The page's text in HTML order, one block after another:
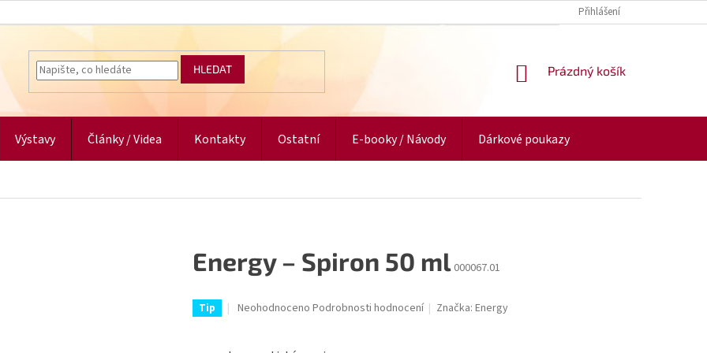
Přihlášení
HLEDAT
NÁKUPNÍ
Prázdný košík
Výstavy Články / Videa Kontakty Ostatní E-booky / Návody Dárkové poukazy
Energy – Spiron 50 ml 000067.01
Tip
Průměrné
Neohodnoceno Podrobnosti hodnocení Značka:Energy